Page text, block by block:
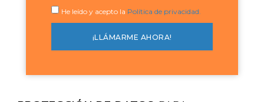
He leído y acepto la Política de privacidad.
¡LLÁMARME AHORA!